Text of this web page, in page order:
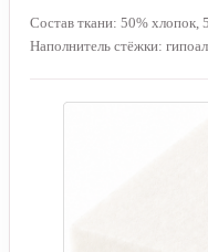
Состав ткани: 50% хлопок,
Наполнитель стёжки: